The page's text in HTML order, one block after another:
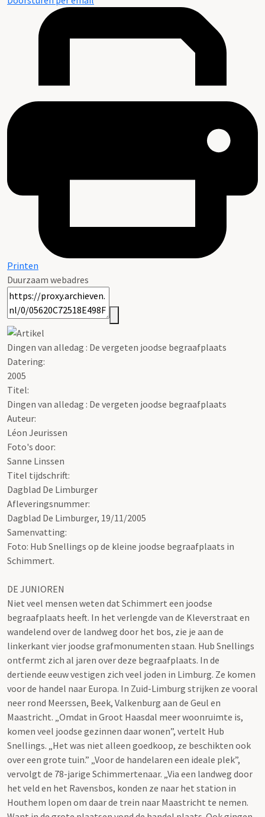
Printen
Duurzaam webadres
Dingen van alledag : De vergeten joodse begraafplaats
Datering:
2005
Titel:
Dingen van alledag : De vergeten joodse begraafplaats
Auteur:
Léon Jeurissen
Foto's door:
Sanne Linssen
Titel tijdschrift:
Dagblad De Limburger
Afleveringsnummer:
Dagblad De Limburger, 19/11/2005
Samenvatting:
Foto: Hub Snellings op de kleine joodse begraafplaats in
Schimmert.
DE JUNIOREN
Niet veel mensen weten dat Schimmert een joodse
begraafplaats heeft. In het verlengde van de Kleverstraat en
wandelend over de landweg door het bos, zie je aan de
linkerkant vier joodse grafmonumenten staan. Hub Snellings
ontfermt zich al jaren over deze begraafplaats. In de
dertiende eeuw vestigen zich veel joden in Limburg. Ze komen
voor de handel naar Europa. In Zuid-Limburg strijken ze vooral
neer rond Meerssen, Beek, Valkenburg aan de Geul en
Maastricht. „Omdat in Groot Haasdal meer woonruimte is,
komen veel joodse gezinnen daar wonen”, vertelt Hub
Snellings. „Het was niet alleen goedkoop, ze beschikten ook
over een grote tuin.” „Voor de handelaren een ideale plek”,
vervolgt de 78-jarige Schimmertenaar. „Via een landweg door
het veld en het Ravensbos, konden ze naar het station in
Houthem lopen om daar de trein naar Maastricht te nemen.